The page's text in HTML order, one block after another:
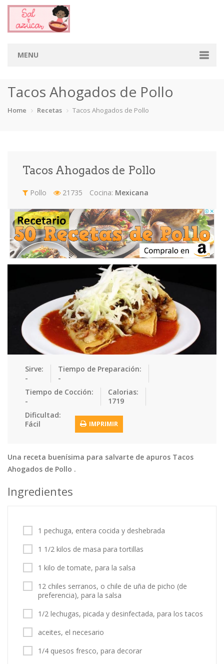
MENU
Categorias
Cordero
Ensaladas Equipment Frutas Galletas
Gelatinas Guarnicion… Helados Hot Dogs
Mariscos Mermeladas
Panes Para Niños Pastas Pasteles
Pescados Pizzas Platos Fue… Pollo
Postres Recetas de… Recetas Do… Recetas Fá…
Recetas Na…
Sandwiches Snacks
Tacos
Tortas Vegetales
Vegetarian…
Tips y Trucos
Entrar / Registrarse
Tacos Ahogados de Pollo
Home Recetas Tacos Ahogados de Pollo
Tacos Ahogados de Pollo
Pollo 21735 Cocina: Mexicana
Sirve:
-
Tiempo de Preparación:
-
Tiempo de Cocción:
-
Calorias:
1719
Dificultad:
Fácil
IMPRIMIR
Una receta buenísima para salvarte de apuros Tacos
Ahogados de Pollo .
Ingredientes
1 pechuga, entera cocida y deshebrada
1 1/2 kilos de masa para tortillas
1 kilo de tomate, para la salsa
12 chiles serranos, o chile de uña de picho (de
preferencia), para la salsa
1/2 lechugas, picada y desinfectada, para los tacos
aceites, el necesario
1/4 quesos fresco, para decorar